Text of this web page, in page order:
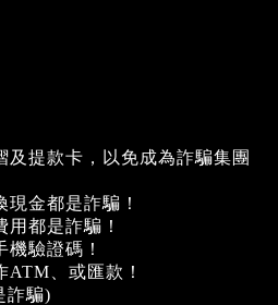
及提款卡，以免成為詐騙集團
金都是詐騙！
都是詐騙！
驗證碼！
ATM、或匯款！
詐騙)